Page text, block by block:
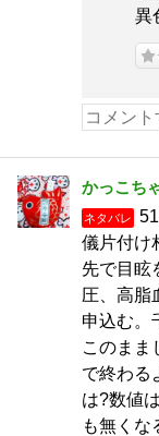
異
かっこち
ネタバレ
儀片付け
先で目眩
圧、高脂
申込む。
このまま
で終わる
は?数値
も無くな